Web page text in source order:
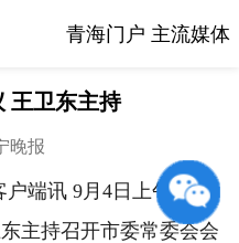
青海门户 主流媒体
王卫东主持
晚报
端讯 9月4日上午，省
主持召开市委常委会会